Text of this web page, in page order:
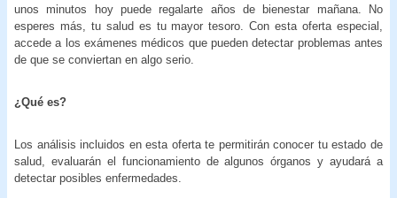
unos minutos hoy puede regalarte años de bienestar mañana. No
esperes más, tu salud es tu mayor tesoro. Con esta oferta especial,
accede a los exámenes médicos que pueden detectar problemas antes
de que se conviertan en algo serio.
¿Qué es?
Los análisis incluidos en esta oferta te permitirán conocer tu estado de
salud, evaluarán el funcionamiento de algunos órganos y ayudará a
detectar posibles enfermedades.